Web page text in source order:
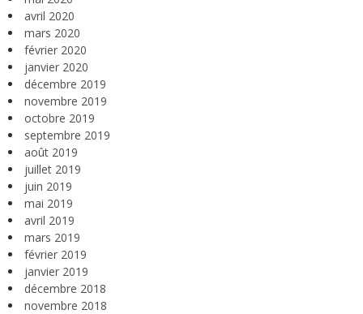
avril 2020
mars 2020
février 2020
janvier 2020
décembre 2019
novembre 2019
octobre 2019
septembre 2019
août 2019
juillet 2019
juin 2019
mai 2019
avril 2019
mars 2019
février 2019
janvier 2019
décembre 2018
novembre 2018